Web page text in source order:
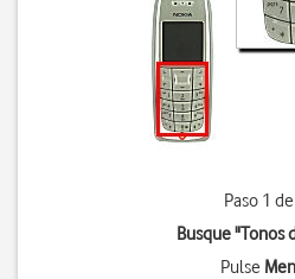
Paso 1
Busque "Tonos
Pulse